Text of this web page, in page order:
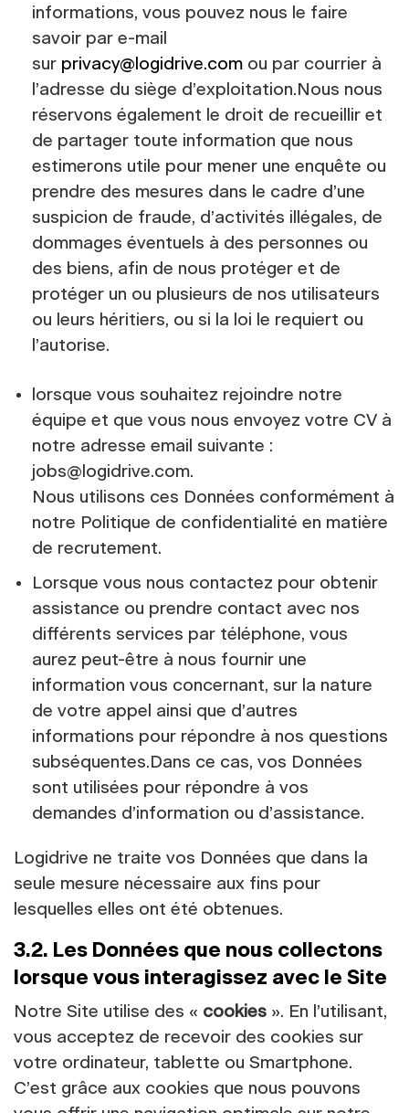
informations, vous pouvez nous le faire
savoir par e-mail
sur privacy@logidrive.com ou par courrier à
l’adresse du siège d’exploitation.Nous nous
réservons également le droit de recueillir et
de partager toute information que nous
estimerons utile pour mener une enquête ou
prendre des mesures dans le cadre d’une
suspicion de fraude, d’activités illégales, de
dommages éventuels à des personnes ou
des biens, afin de nous protéger et de
protéger un ou plusieurs de nos utilisateurs
ou leurs héritiers, ou si la loi le requiert ou
l’autorise.
lorsque vous souhaitez rejoindre notre
équipe et que vous nous envoyez votre CV à
notre adresse email suivante :
jobs@logidrive.com.
Nous utilisons ces Données conformément à
notre Politique de confidentialité en matière
de recrutement.
Lorsque vous nous contactez pour obtenir
assistance ou prendre contact avec nos
différents services par téléphone, vous
aurez peut-être à nous fournir une
information vous concernant, sur la nature
de votre appel ainsi que d’autres
informations pour répondre à nos questions
subséquentes.Dans ce cas, vos Données
sont utilisées pour répondre à vos
demandes d’information ou d’assistance.
Logidrive ne traite vos Données que dans la
seule mesure nécessaire aux fins pour
lesquelles elles ont été obtenues.
3.2. Les Données que nous collectons
lorsque vous interagissez avec le Site
Notre Site utilise des « cookies ». En l’utilisant,
vous acceptez de recevoir des cookies sur
votre ordinateur, tablette ou Smartphone.
C’est grâce aux cookies que nous pouvons